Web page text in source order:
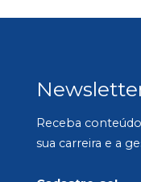
Receba
sua carreira e a